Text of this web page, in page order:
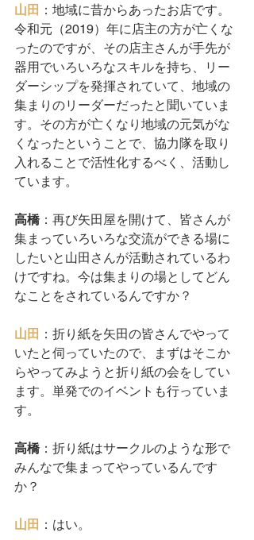
山田 ：地域に昔からあったお店です。
令和元（2019）年に店主の方が亡くな
ったのですが、その店主さんが手先が
器用でいろいろなスキルを持ち、リー
ダーシップを発揮されていて、地域の
集まりのリーダーだったと聞いていま
す。その方が亡くなり地域の元気がな
くなったということで、協力隊を取り
入れることで活性化するべく、活動し
ています。
高橋：再び矢田屋を開けて、皆さんが
集まっていろいろな交流ができる場に
したいと山田さんが活動されているわ
けですね。今は集まりの場としてどん
なことをされているんですか？
山田 ：折り紙を矢田の皆さんでやって
いたと伺っていたので、まずはそこか
らやってみようと折り紙の会をしてい
ます。単発でのイベントも行っていま
す。
高橋：折り紙はサークルのような形で
みんなで集まってやっているんです
か？
山田 ：はい。